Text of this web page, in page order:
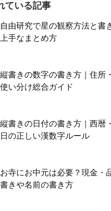
ている記事
自由研究で星の観察方法と書
上手なまとめ方
縦書きの数字の書き方｜住所
使い分け総合ガイド
縦書きの日付の書き方｜西暦
日の正しい漢数字ルール
お寺にお中元は必要？現金・
書きや名前の書き方